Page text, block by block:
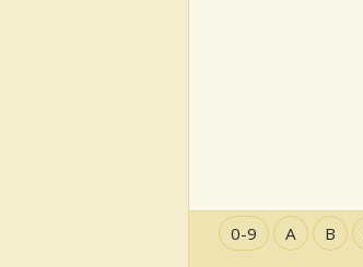
0-9 A B